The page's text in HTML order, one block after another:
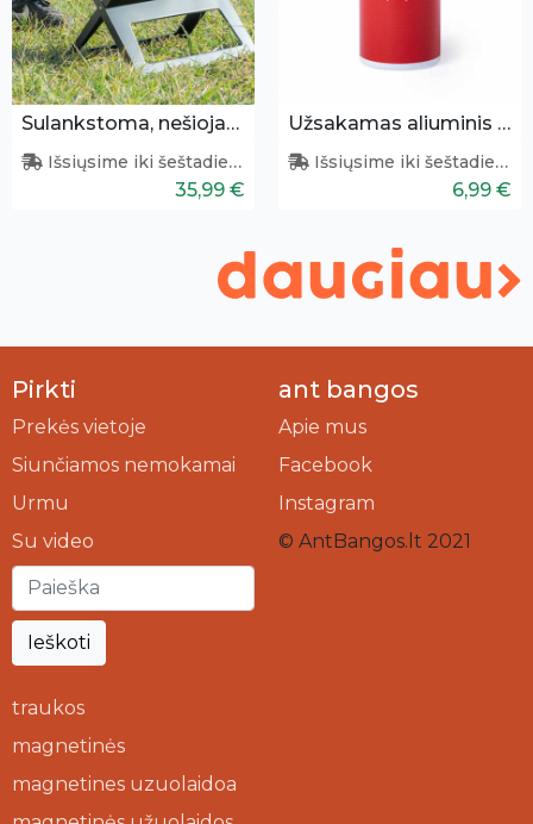
Sulankstoma, nešiojama kepsninė
Išsiųsime iki šeštadienio
35,99 €
Užsakamas aliuminis buteliukas (400 ml)
Išsiųsime iki šeštadienio
6,99 €
Pirkti
Prekės vietoje
Siunčiamos nemokamai
Urmu
Su video
Ieškoti
traukos
magnetinės
magnetines uzuolaidoa
ant bangos
Apie mus
Facebook
Instagram
© AntBangos.lt 2021